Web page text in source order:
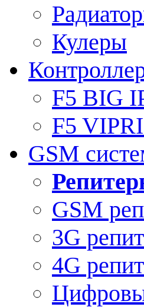
Кулеры
F5 BIG
F5
GSM
GSM
3G
4G